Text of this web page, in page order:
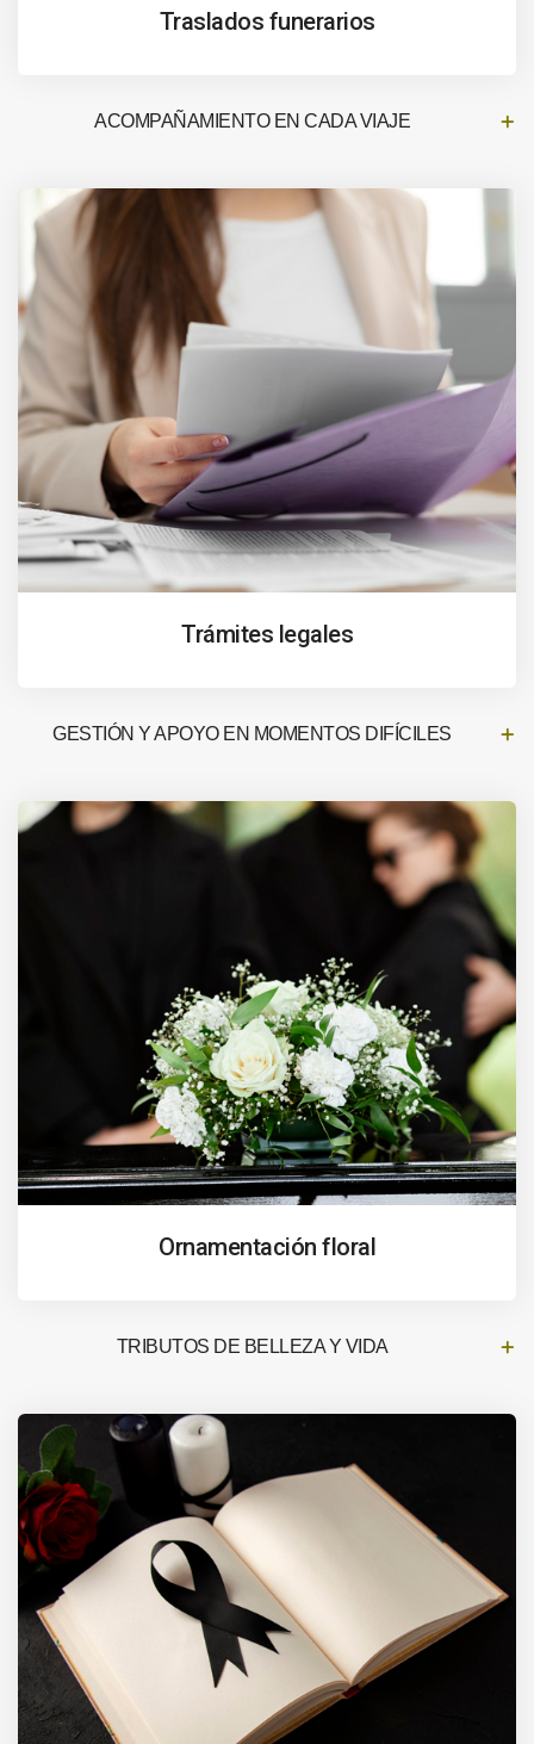
Traslados funerarios
ACOMPAÑAMIENTO EN CADA VIAJE
Trámites legales
GESTIÓN Y APOYO EN MOMENTOS DIFÍCILES
Ornamentación floral
TRIBUTOS DE BELLEZA Y VIDA